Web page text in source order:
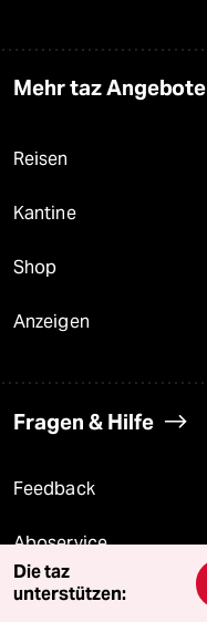
Mehr taz Angebote
Reisen
Kantine
Shop
Anzeigen
Fragen & Hilfe
Feedback
Aboservice
ePaper Login
Die taz
unterstützen: